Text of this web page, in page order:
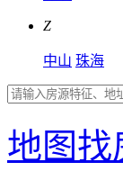
Z
中山 珠海
地图找